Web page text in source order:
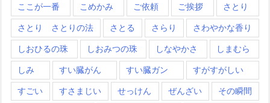
ここが一番 こめかみ ご依頼 ご挨拶 さとり
さとり さとりの法 さとる さらり さわやかな香り
しおひるの珠 しおみつの珠 しなやかさ しまむら
しみ すい臓がん すい臓ガン すがすがしい
すごい すさまじい せっけん ぜんざい その瞬間